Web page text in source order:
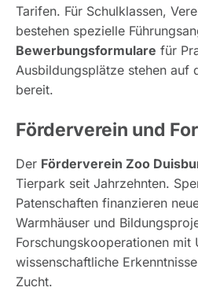
Tarifen. Für Schulklassen,
bestehen spezielle
Bewerbungsformulare für
Ausbildungsplätze stehen auf
bereit.
Förderverein und
Der Förderverein Zoo
Tierpark seit Jahrzehnten.
Patenschaften finanzieren
Warmhäuser und
Forschungskooperationen mit
wissenschaftliche
Zucht.